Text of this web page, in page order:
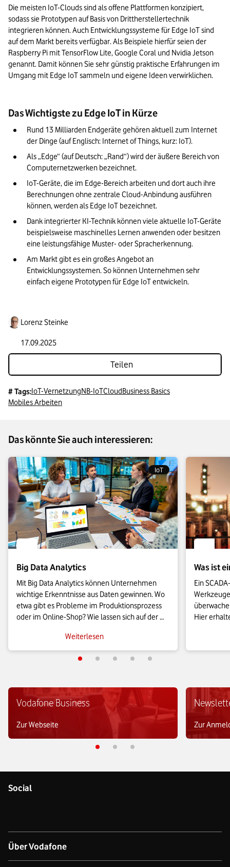
Die meisten IoT-Clouds sind als offene Plattformen konzipiert,
sodass sie Prototypen auf Basis von Drittherstellertechnik
integrieren können. Auch Entwicklungssysteme für Edge IoT sind
auf dem Markt bereits verfügbar. Als Beispiele hierfür seien der
Raspberry Pi mit TensorFlow Lite, Google Coral und Nvidia Jetson
genannt. Damit können Sie sehr günstig praktische Erfahrungen im
Umgang mit Edge IoT sammeln und eigene Ideen verwirklichen.
Das Wichtigste zu Edge IoT in Kürze
Rund 13 Milliarden Endgeräte gehören aktuell zum Internet
der Dinge (auf Englisch: Internet of Things, kurz: IoT).
Als „Edge“ (auf Deutsch: „Rand“) wird der äußere Bereich von
Computernetzwerken bezeichnet.
IoT-Geräte, die im Edge-Bereich arbeiten und dort auch ihre
Berechnungen ohne zentrale Cloud-Anbindung ausführen
können, werden als Edge IoT bezeichnet.
Dank integrierter KI-Technik können viele aktuelle IoT-Geräte
beispielsweise maschinelles Lernen anwenden oder besitzen
eine leistungsfähige Muster- oder Spracherkennung.
Am Markt gibt es ein großes Angebot an
Entwicklungssystemen. So können Unternehmen sehr
einfach eigene Prototypen für Edge IoT entwickeln.
Lorenz Steinke
17.09.2025
Teilen
# Tags:IoT-VernetzungNB-IoTCloudBusiness Basics
Mobiles Arbeiten
Das könnte Sie auch interessieren:
IoT
Big Data Analytics
Mit Big Data Analytics können Unternehmen
wichtige Erkenntnisse aus Daten gewinnen. Wo
etwa gibt es Probleme im Produktionsprozess
oder im Online-Shop? Wie lassen sich auf der
Diese und weitere Fragen beantworten Big-
Data-Analyseverfahren.
Weiterlesen
Was ist
Ein
Hier
Vodafone Business
Zur Webseite Zur
Social
Über Vodafone